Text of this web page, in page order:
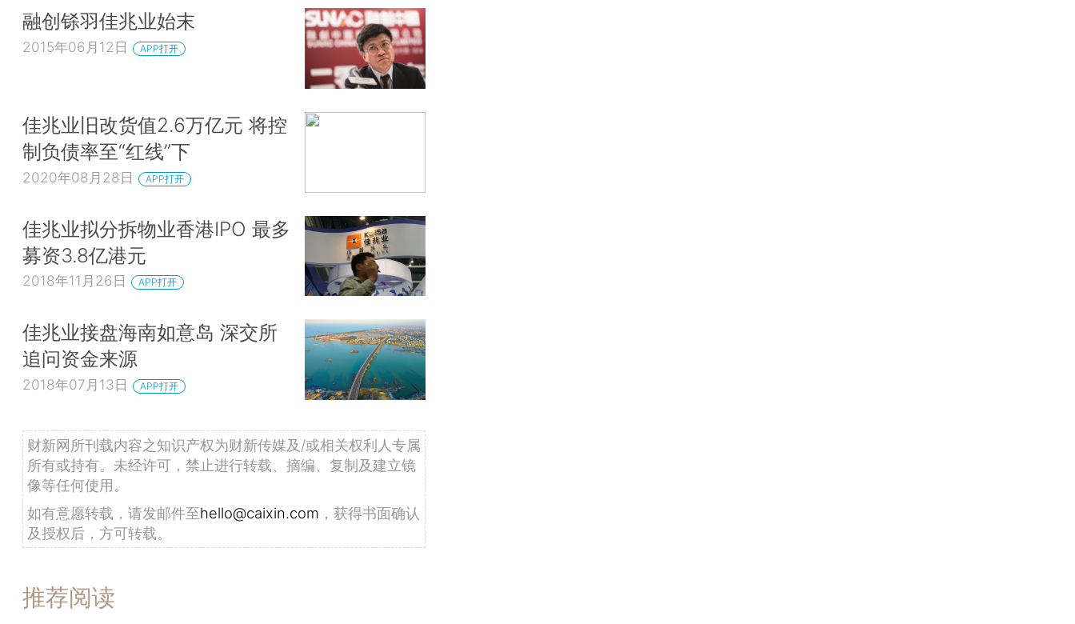
融创铩羽佳兆业始末
2015年06月12日 APP打开
佳兆业旧改货值2.6万亿元 将控
制负债率至“红线”下
2020年08月28日 APP打开
佳兆业拟分拆物业香港IPO 最多
募资3.8亿港元
2018年11月26日 APP打开
佳兆业接盘海南如意岛 深交所
追问资金来源
2018年07月13日 APP打开
财新网所刊载内容之知识产权为财新传媒及/或相关权利人专属
所有或持有。未经许可，禁止进行转载、摘编、复制及建立镜
像等任何使用。
如有意愿转载，请发邮件至hello@caixin.com ，获得书面确认
及授权后，方可转载。
推荐阅读